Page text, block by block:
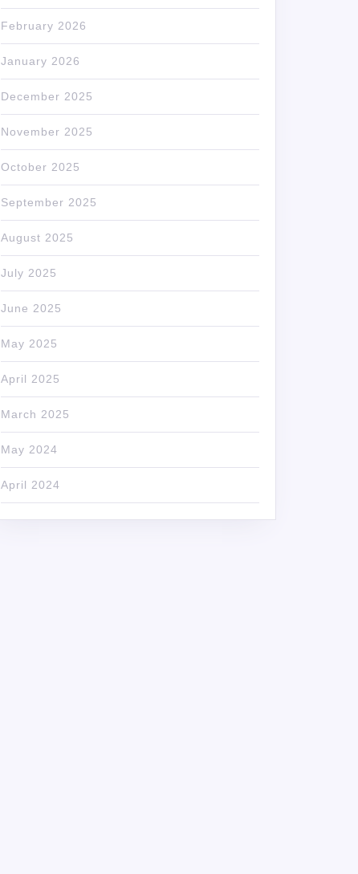
February 2026
January 2026
December 2025
November 2025
October 2025
September 2025
August 2025
July 2025
June 2025
May 2025
April 2025
March 2025
May 2024
April 2024